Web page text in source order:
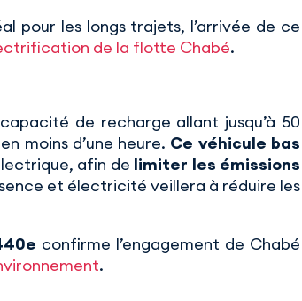
pour les longs trajets, l’arrivée de ce
de la flotte Chabé.
de recharge allant jusqu’à 50
moins d’une heure. Ce véhicule bas
afin de limiter les émissions
et électricité veillera à réduire les
confirme l’engagement de Chabé
.